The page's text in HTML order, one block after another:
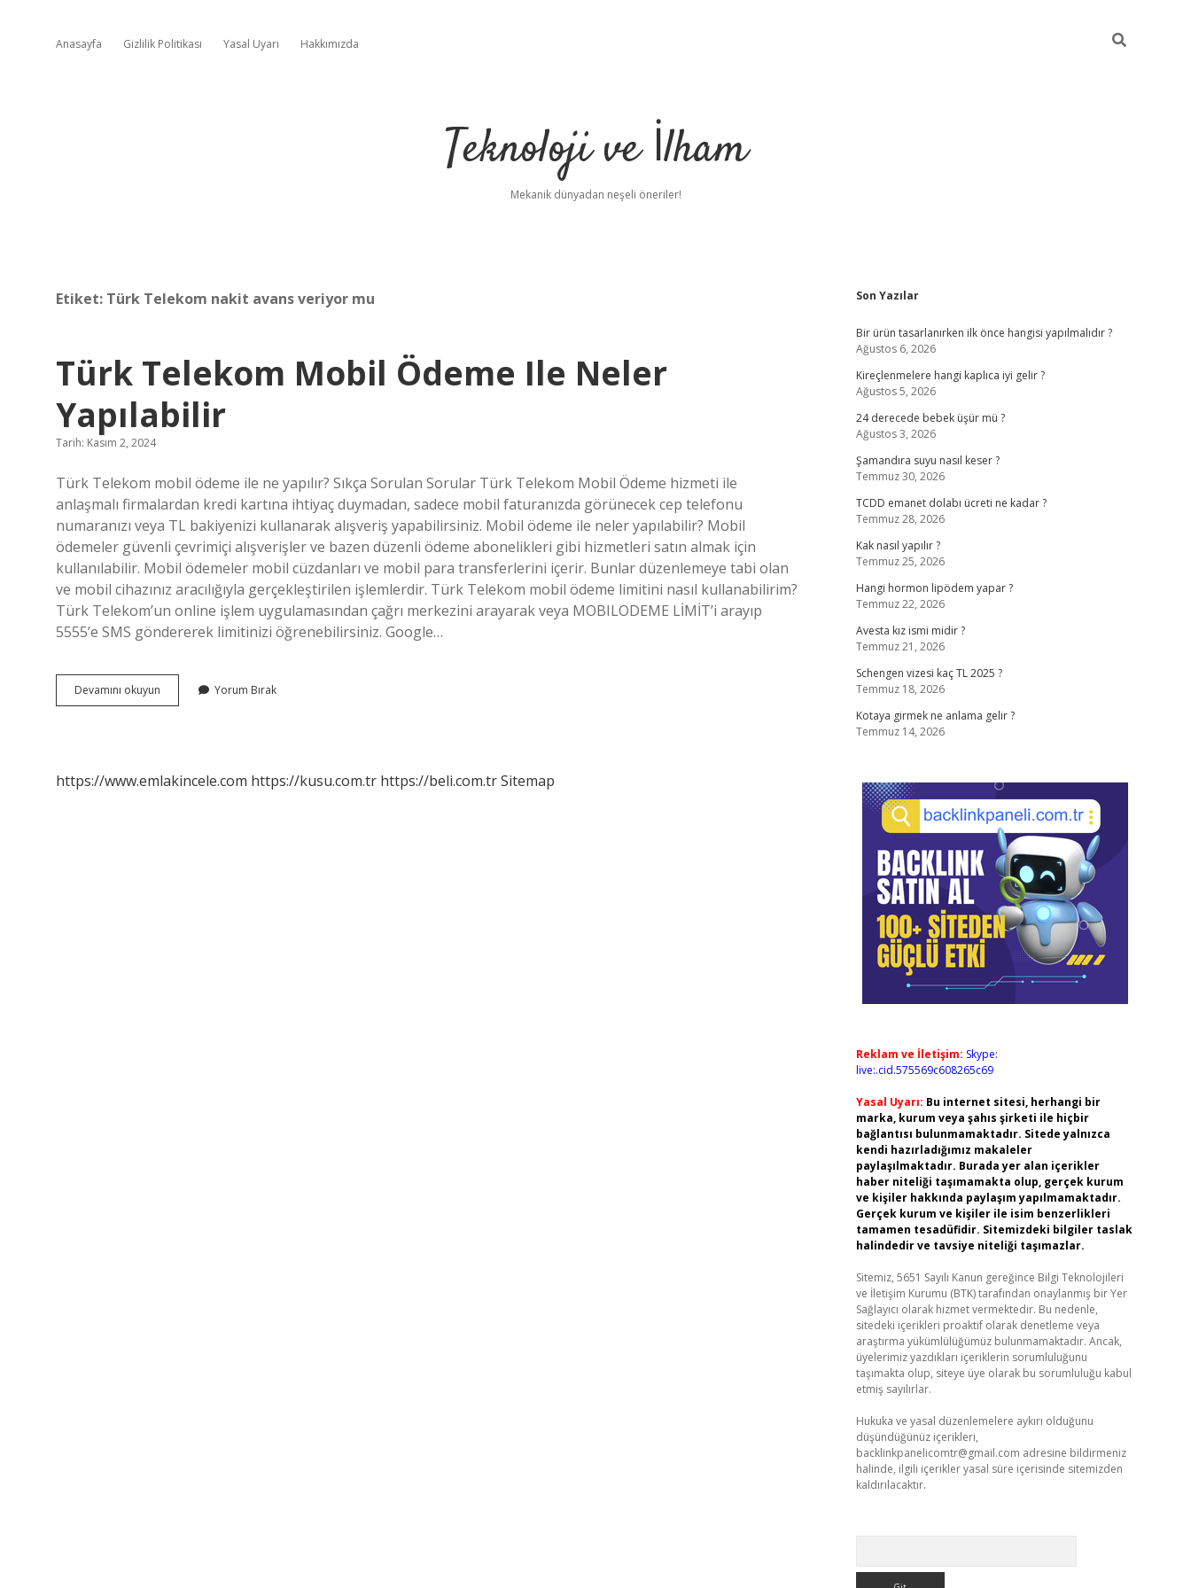
Anasayfa Gizlilik Politikası Yasal Uyarı Hakkımızda
Teknoloji ve İlham
Mekanik dünyadan neşeli öneriler!
Etiket: Türk Telekom nakit avans veriyor mu
Türk Telekom Mobil Ödeme Ile Neler
Yapılabilir
Tarih: Kasım 2, 2024
Türk Telekom mobil ödeme ile ne yapılır? Sıkça Sorulan Sorular Türk Telekom Mobil Ödeme hizmeti ile
anlaşmalı firmalardan kredi kartına ihtiyaç duymadan, sadece mobil faturanızda görünecek cep telefonu
numaranızı veya TL bakiyenizi kullanarak alışveriş yapabilirsiniz. Mobil ödeme ile neler yapılabilir? Mobil
ödemeler güvenli çevrimiçi alışverişler ve bazen düzenli ödeme abonelikleri gibi hizmetleri satın almak için
kullanılabilir. Mobil ödemeler mobil cüzdanları ve mobil para transferlerini içerir. Bunlar düzenlemeye tabi olan
ve mobil cihazınız aracılığıyla gerçekleştirilen işlemlerdir. Türk Telekom mobil ödeme limitini nasıl kullanabilirim?
Türk Telekom’un online işlem uygulamasından çağrı merkezini arayarak veya MOBILODEME LİMİT’i arayıp
5555’e SMS göndererek limitinizi öğrenebilirsiniz. Google…
Devamını okuyun
Telekom
Yapılabilir
Yorum Bırak
https://www.emlakincele.com https://kusu.com.tr https://beli.com.trSitemap
Sidebar
Son Yazılar
Bir ürün tasarlanırken ilk önce hangisi yapılmalıdır ?
Ağustos 6, 2026
Kireçlenmelere hangi kaplıca iyi gelir ?
Ağustos 5, 2026
24 derecede bebek üşür mü ?
Ağustos 3, 2026
Şamandıra suyu nasıl keser ?
Temmuz 30, 2026
TCDD emanet dolabı ücreti ne kadar ?
Temmuz 28, 2026
Kak nasıl yapılır ?
Temmuz 25, 2026
Hangi hormon lipödem yapar ?
Temmuz 22, 2026
Avesta kız ismi midir ?
Temmuz 21, 2026
Schengen vizesi kaç TL 2025 ?
Temmuz 18, 2026
Kotaya girmek ne anlama gelir ?
Temmuz 14, 2026
Reklam ve İletişim: Skype:
live:.cid.575569c608265c69
Yasal Uyarı: Bu internet sitesi, herhangi bir
marka, kurum veya şahıs şirketi ile hiçbir
bağlantısı bulunmamaktadır. Sitede yalnızca
kendi hazırladığımız makaleler
paylaşılmaktadır. Burada yer alan içerikler
haber niteliği taşımamakta olup, gerçek kurum
ve kişiler hakkında paylaşım yapılmamaktadır.
Gerçek kurum ve kişiler ile isim benzerlikleri
tamamen tesadüfidir. Sitemizdeki bilgiler taslak
halindedir ve tavsiye niteliği taşımazlar.
Sitemiz, 5651 Sayılı Kanun gereğince Bilgi Teknolojileri
ve İletişim Kurumu (BTK) tarafından onaylanmış bir Yer
Sağlayıcı olarak hizmet vermektedir. Bu nedenle,
sitedeki içerikleri proaktif olarak denetleme veya
araştırma yükümlülüğümüz bulunmamaktadır. Ancak,
üyelerimiz yazdıkları içeriklerin sorumluluğunu
taşımakta olup, siteye üye olarak bu sorumluluğu kabul
etmiş sayılırlar.
Hukuka ve yasal düzenlemelere aykırı olduğunu
düşündüğünüz içerikleri,
backlinkpanelicomtr@gmail.com adresine bildirmeniz
halinde, ilgili içerikler yasal süre içerisinde sitemizden
kaldırılacaktır.